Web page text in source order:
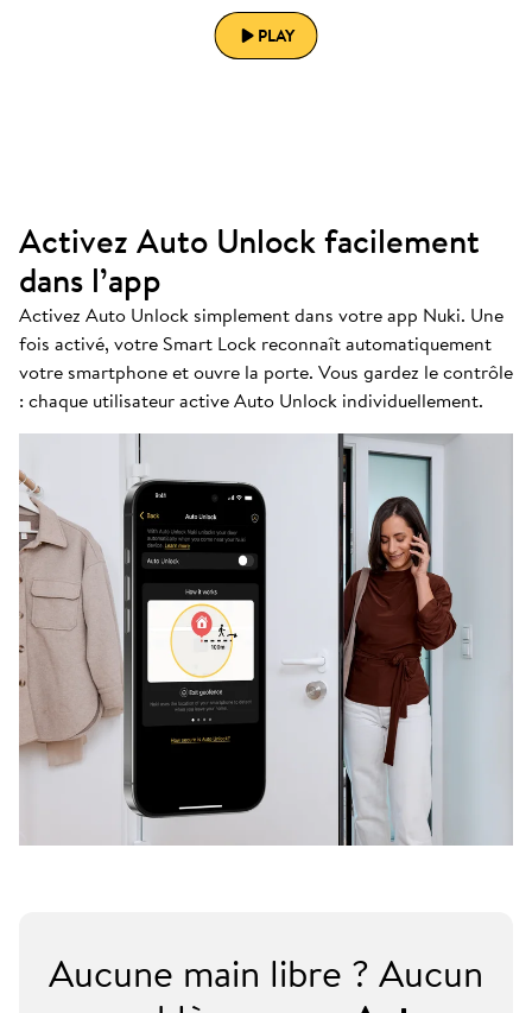
PLAY
Activez Auto Unlock facilement
dans l’app
Activez Auto Unlock simplement dans votre app Nuki. Une
fois activé, votre Smart Lock reconnaît automatiquement
votre smartphone et ouvre la porte. Vous gardez le contrôle
: chaque utilisateur active Auto Unlock individuellement.
Aucune main libre ? Aucun